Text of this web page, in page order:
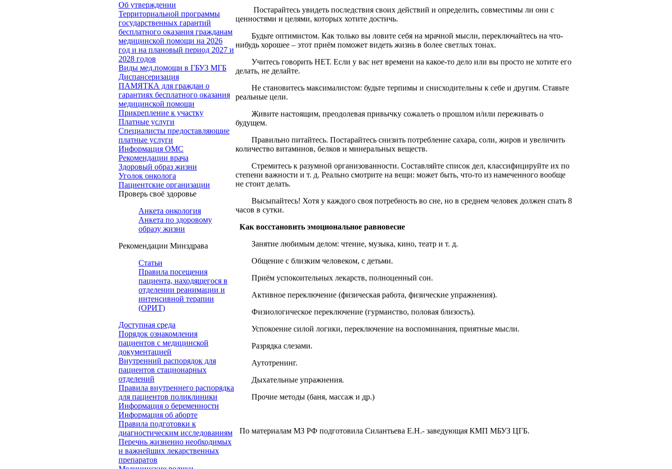
Об утверждении
Территориальной программы
государственных гарантий
бесплатного оказания гражданам
медицинской помощи на 2026
год и на плановый период 2027 и
2028 годов
Виды мед.помощи в ГБУЗ МГБ
Диспансеризация
ПАМЯТКА для граждан о
гарантиях бесплатного оказания
медицинской помощи
Прикрепление к участку
Платные услуги
Специалисты предоставляющие
платные услуги
Информация ОМС
Рекомендации врача
Здоровый образ жизни
Уголок онколога
Пациентские организации
Проверь своё здоровье
Анкета онкология
Анкета по здоровому
образу жизни
Рекомендации Минздрава
Статьи
Правила посещения
пациента, находящегося в
отделении реанимации и
интенсивной терапии
(ОРИТ)
Доступная среда
Порядок ознакомления
пациентов с медицинской
документацией
Внутренний распорядок для
пациентов стационарных
отделений
Правила внутреннего распорядка
для пациентов поликлиники
Информация о беременности
Информация об аборте
Правила подготовки к
диагностическим исследованиям
Перечнь жизненно необходимых
и важнейших лекарственных
препаратов
Постарайтесь увидеть последствия своих действий и определить, совместимы ли они с
ценностями и целями, которых хотите достичь.
Будьте оптимистом. Как только вы ловите себя на мрачной мысли, переключайтесь на что-
нибудь хорошее – этот приём поможет видеть жизнь в более светлых тонах.
Учитесь говорить НЕТ. Если у вас нет времени на какое-то дело или вы просто не хотите его
делать, не делайте.
Не становитесь максималистом: будьте терпимы и снисходительны к себе и другим. Ставьте
реальные цели.
Живите настоящим, преодолевая привычку сожалеть о прошлом и/или переживать о
будущем.
Правильно питайтесь. Постарайтесь снизить потребление сахара, соли, жиров и увеличить
количество витаминов, белков и минеральных веществ.
Стремитесь к разумной организованности. Составляйте список дел, классифицируйте их по
степени важности и т. д. Реально смотрите на вещи: может быть, что-то из намеченного вообще
не стоит делать.
Высыпайтесь! Хотя у каждого своя потребность во сне, но в среднем человек должен спать 8
часов в сутки.
Как восстановить эмоциональное равновесие
Занятие любимым делом: чтение, музыка, кино, театр и т. д.
Общение с близким человеком, с детьми.
Приём успокоительных лекарств, полноценный сон.
Активное переключение (физическая работа, физические упражнения).
Физиологическое переключение (гурманство, половая близость).
Успокоение силой логики, переключение на воспоминания, приятные мысли.
Разрядка слезами.
Аутотренинг.
Дыхательные упражнения.
Прочие методы (баня, массаж и др.)
По материалам МЗ РФ подготовила Силантьева Е.Н.- заведующая КМП МБУЗ ЦГБ.